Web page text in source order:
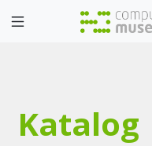
Katalog